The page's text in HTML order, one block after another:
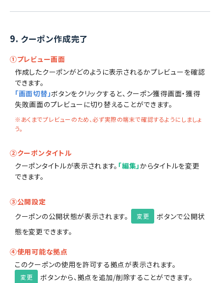
9. クーポン作成完了
①プレビュー画面
作成したクーポンがどのように表示されるかプレビューを確認
できます。
「画面切替」ボタンをクリックすると、クーポン獲得画面・獲得
失敗画面のプレビューに切り替えることができます。
※あくまでプレビューのため、必ず実際の端末で確認するようにしましょ
う。
②クーポンタイトル
クーポンタイトルが表示されます。 「編集」からタイトルを変更
できます。
③公開設定
クーポンの公開状態が表示されます。
変更
ボタンで公開状
態を変更できます。
④使用可能な拠点
このクーポンの使用を許可する拠点が表示されます。
変更 ボタンから、拠点を追加/削除することができます。